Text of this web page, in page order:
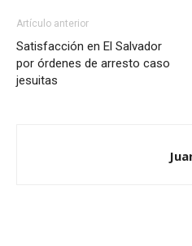
Artículo anterior
Satisfacción en El Salvador
por órdenes de arresto caso
jesuitas